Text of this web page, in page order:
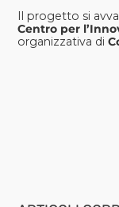
Il progetto si
Centro per
organizzativa di